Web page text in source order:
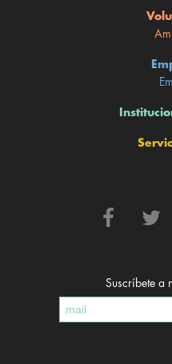
Suscríbete a